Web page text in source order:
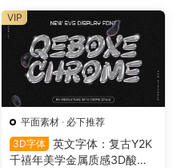
平面素材 · 必下推荐
3D字体 英文字体：复古Y2K
千禧年美学金属质感3D酸性
VIP